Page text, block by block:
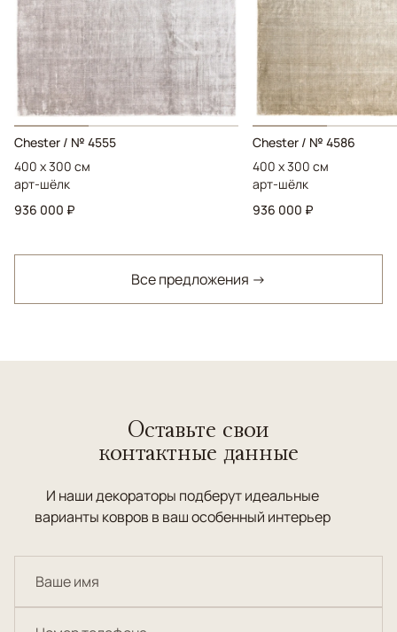
Chester / № 4555
400 x 300 см
арт-шёлк
936 000 ₽
Chester / № 4586
400 x 300 см
арт-шёлк
936 000 ₽
Все предложения →
Оставьте свои
контактные данные
И наши декораторы подберут идеальные
варианты ковров в ваш особенный интерьер